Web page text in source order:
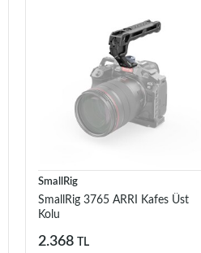
SmallRig
SmallRig 3765 ARRI Kafes Üst
Kolu
2.368 TL